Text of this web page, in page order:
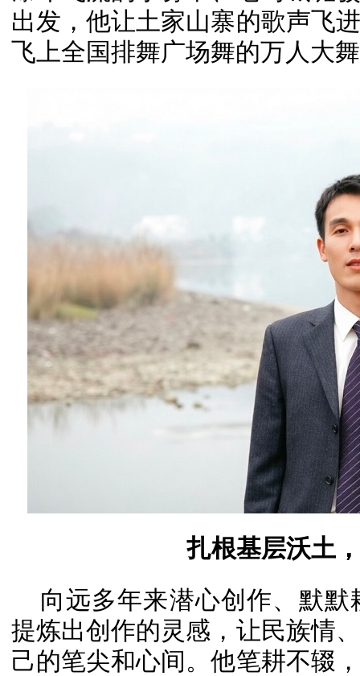
出发，他让土家山寨的歌声飞
飞上全国排舞广场舞的万人大
扎根基层沃土
向远多年来潜心创作、默
提炼出创作的灵感，让民族情
己的笔尖和心间。他笔耕不辍